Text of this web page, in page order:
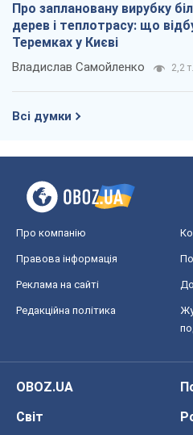
Про заплановану вирубку
дерев і теплотрасу: що
Теремках у Києві
Владислав Самойленко 2,2 т.
Всі думки
Про компанію
Правова інформація
Реклама на сайті
Редакційна політика
OBOZ.UA
Світ